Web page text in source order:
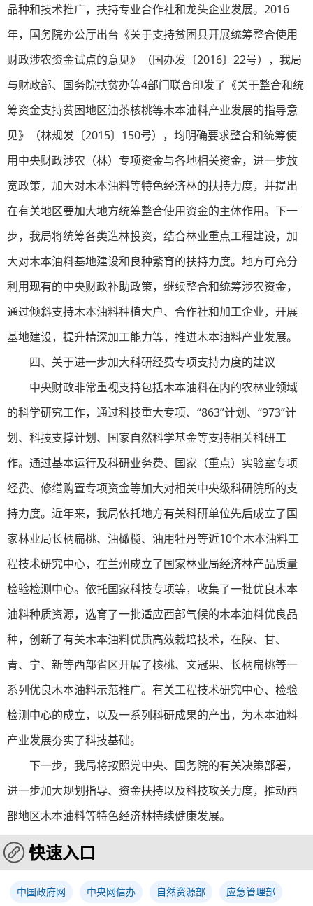
品种和技术推广，扶持专业合作社和龙头企业发展。2016
年，国务院办公厅出台《关于支持贫困县开展统筹整合使用
财政涉农资金试点的意见》（国办发〔2016〕22号），我局
与财政部、国务院扶贫办等4部门联合印发了《关于整合和统
筹资金支持贫困地区油茶核桃等木本油料产业发展的指导意
见》（林规发〔2015〕150号），均明确要求整合和统筹使
用中央财政涉农（林）专项资金与各地相关资金，进一步放
宽政策，加大对木本油料等特色经济林的扶持力度，并提出
在有关地区要加大地方统筹整合使用资金的主体作用。下一
步，我局将统筹各类造林投资，结合林业重点工程建设，加
大对木本油料基地建设和良种繁育的扶持力度。地方可充分
利用现有的中央财政补助政策，继续整合和统筹涉农资金，
通过倾斜支持木本油料种植大户、合作社和加工企业，开展
基地建设，提升精深加工能力等，推进木本油料产业发展。
四、关于进一步加大科研经费专项支持力度的建议
中央财政非常重视支持包括木本油料在内的农林业领域
的科学研究工作，通过科技重大专项、“863”计划、“973”计
划、科技支撑计划、国家自然科学基金等支持相关科研工
作。通过基本运行及科研业务费、国家（重点）实验室专项
经费、修缮购置专项资金等加大对相关中央级科研院所的支
持力度。近年来，我局依托地方有关科研单位先后成立了国
家林业局长柄扁桃、油橄榄、油用牡丹等近10个木本油料工
程技术研究中心，在兰州成立了国家林业局经济林产品质量
检验检测中心。依托国家科技专项等，收集了一批优良木本
油料种质资源，选育了一批适应西部气候的木本油料优良品
种，创新了有关木本油料优质高效栽培技术，在陕、甘、
青、宁、新等西部省区开展了核桃、文冠果、长柄扁桃等一
系列优良木本油料示范推广。有关工程技术研究中心、检验
检测中心的成立，以及一系列科研成果的产出，为木本油料
产业发展夯实了科技基础。
下一步，我局将按照党中央、国务院的有关决策部署，
进一步加大规划指导、资金扶持以及科技攻关力度，推动西
部地区木本油料等特色经济林持续健康发展。
快速入口
中国政府网 中央网信办 自然资源部 应急管理部